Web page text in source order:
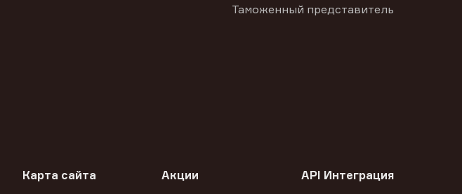
Таможенный представитель
Карта сайта Акции API Интеграция